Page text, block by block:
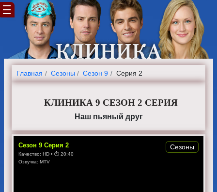
Главная Cезоны Сезон 9 Серия 2
КЛИНИКА 9 СЕЗОН 2 СЕРИЯ
Наш пьяный друг
Сезон 9 Серия 2
Качество: HD • ⏱ 20:40
Озвучка: MTV
Сезоны